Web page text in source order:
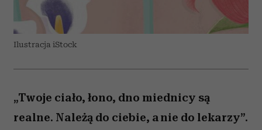
Ilustracja iStock
„Twoje ciało, łono, dno miednicy są
realne. Należą do ciebie, a nie do lekarzy”.